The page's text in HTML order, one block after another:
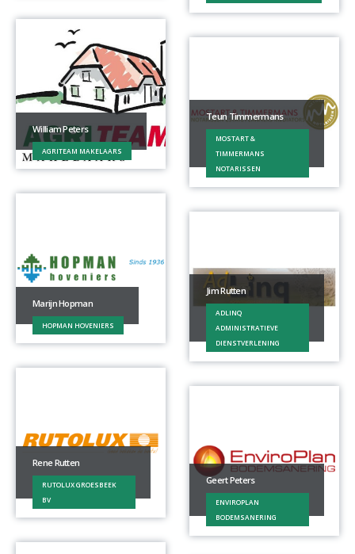
William Peters
AGRITEAM MAKELAARS
Teun Timmermans
MOSTART &
TIMMERMANS
NOTARISSEN
Marijn Hopman
HOPMAN HOVENIERS
Jim Rutten
ADLINQ
ADMINISTRATIEVE
DIENSTVERLENING
Rene Rutten
RUTOLUX GROESBEEK
BV
Geert Peters
ENVIROPLAN
BODEMSANERING